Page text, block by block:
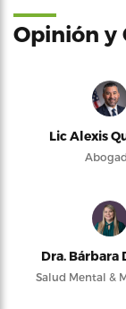
Opinión y
Lic Alexis
Dra. Bárbara
Salud Mental &